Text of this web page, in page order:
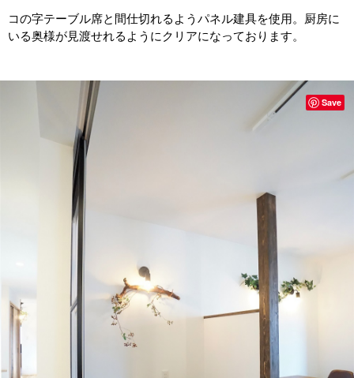
コの字テーブル席と間仕切れるようパネル建具を使用。厨房に
いる奥様が見渡せれるようにクリアになっております。
Save